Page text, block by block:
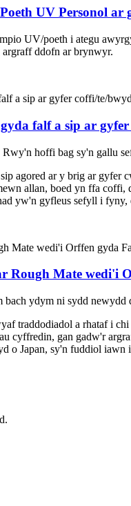
UV Personol ar
UV/poeth i ategu
ddofn ar brynwyr.
falf a sip ar
hoffi bag sy'n gallu
agored ar y brig ar gyfer
allan, boed yn ffa
yw'n gyfleus sefyll i
Rough Mate wedi'i
ydym ni sydd
traddodiadol a rhataf i
cyffredin, gan gadw'r
o Japan, sy'n fuddiol iawn